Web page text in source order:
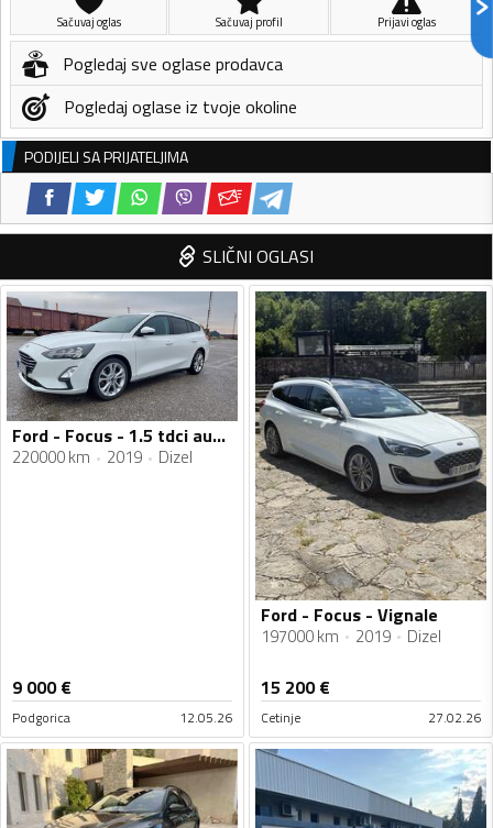
Sačuvaj oglas Sačuvaj profil Prijavi oglas
Pogledaj sve oglase prodavca
Pogledaj oglase iz tvoje okoline
PODIJELI SA PRIJATELJIMA
SLIČNI OGLASI
Ford - Focus - 1.5 tdci automatik
220000 km 2019 Dizel
9 000€
Podgorica 12.05.26
Ford - Focus - Vignale
197000 km 2019 Dizel
15 200€
Cetinje 27.02.26